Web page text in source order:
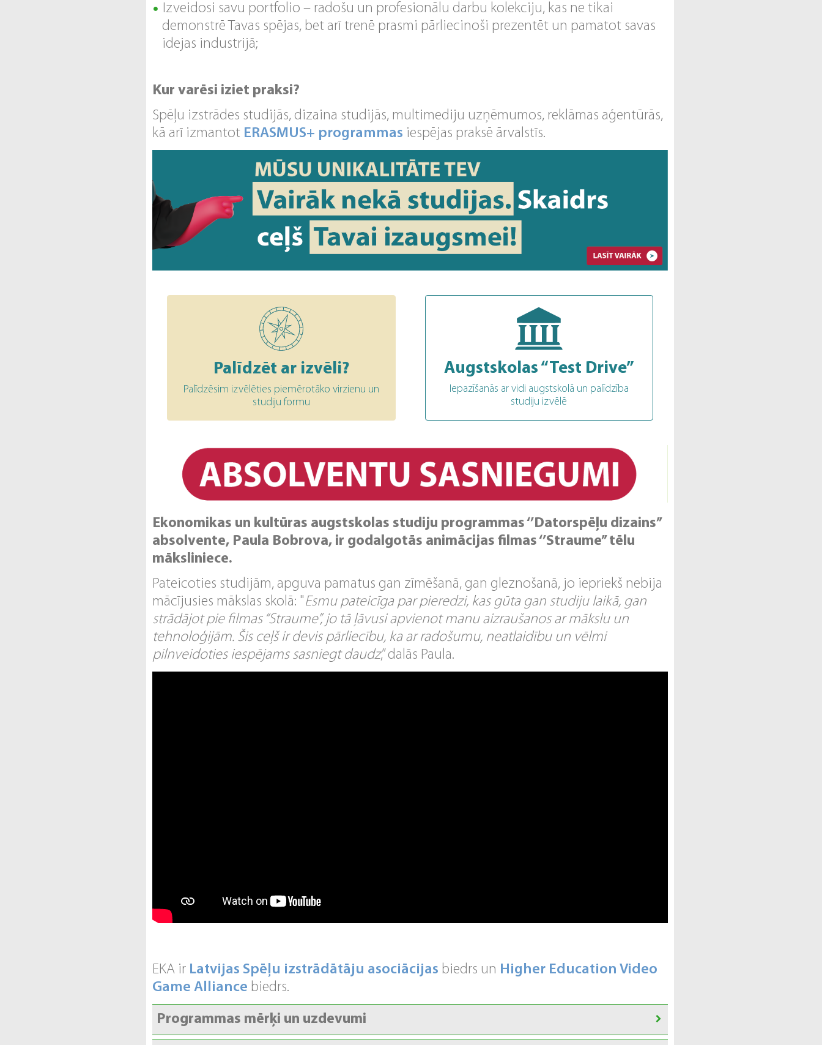
Izveidosi savu portfolio – radošu un profesionālu darbu kolekciju, kas ne tikai
demonstrē Tavas spējas, bet arī trenē prasmi pārliecinoši prezentēt un pamatot savas
idejas industrijā;
Kur varēsi iziet praksi?
Spēļu izstrādes studijās, dizaina studijās, multimediju uzņēmumos, reklāmas aģentūrās,
kā arī izmantot ERASMUS+ programmas iespējas praksē ārvalstīs.
Palīdzēt ar izvēli?
Palīdzēsim izvēlēties piemērotāko virzienu un
studiju formu
Augstskolas “Test Drive”
Iepazīšanās ar vidi augstskolā un palīdzība
studiju izvēlē
Ekonomikas un kultūras augstskolas studiju programmas ‘’Datorspēļu dizains’’
absolvente, Paula Bobrova, ir godalgotās animācijas filmas ‘’Straume’’ tēlu
māksliniece.
Pateicoties studijām, apguva pamatus gan zīmēšanā, gan gleznošanā, jo iepriekš nebija
mācījusies mākslas skolā: "Esmu pateicīga par pieredzi, kas gūta gan studiju laikā, gan
strādājot pie filmas “Straume”, jo tā ļāvusi apvienot manu aizraušanos ar mākslu un
tehnoloģijām. Šis ceļš ir devis pārliecību, ka ar radošumu, neatlaidību un vēlmi
pilnveidoties iespējams sasniegt daudz,’’ dalās Paula.
EKA ir Latvijas Spēļu izstrādātāju asociācijas biedrs un Higher Education Video
Game Alliance biedrs.
Programmas mērķi un uzdevumi